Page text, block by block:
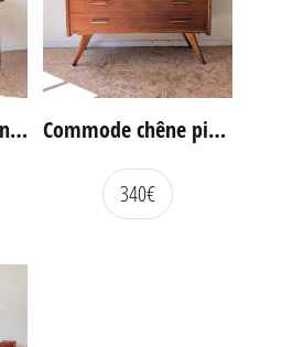
Bureau hêtre des années 60 Commode chêne pieds compas vintage
340€